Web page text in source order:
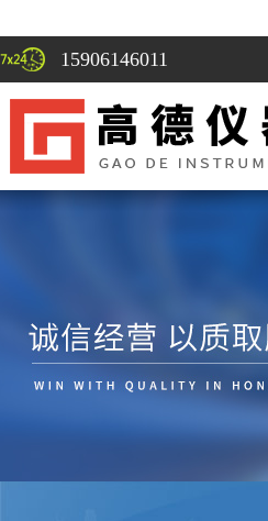
15906146011